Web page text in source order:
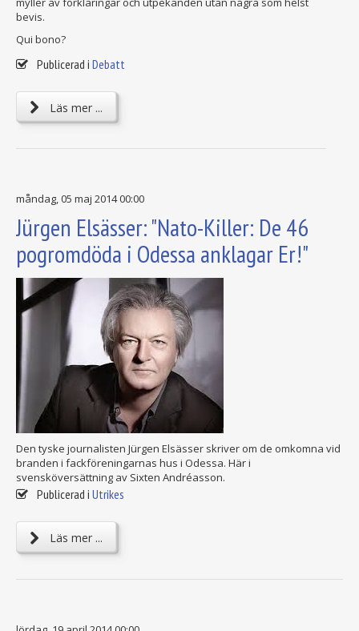
bevis.
Qui bono?
Publicerad i Debatt
Läs mer ...
måndag, 05 maj 2014 00:00
Jürgen Elsässer: "Nato-Killer: De 46
pogromdöda i Odessa anklagar Er!"
Den tyske journalisten Jürgen Elsässer skriver om de omkomna vid
branden i fackföreningarnas hus i Odessa. Här i
svensköversättning av Sixten Andréasson.
Publicerad i Utrikes
Läs mer ...